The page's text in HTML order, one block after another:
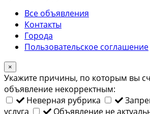
Все объявления
Контакты
Города
Пользовательское соглашение
×
Укажите причины, по которым вы
объявление некорректным:
Неверная рубрика
услуга
Объявление не